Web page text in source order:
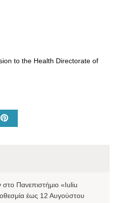
to the Health Directorate of
στο Πανεπιστήμιο «Iuliu
έως 12 Αυγούστου